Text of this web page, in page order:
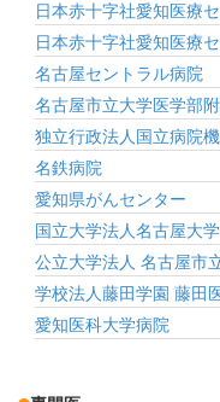
日本赤十字社愛知医療
日本赤十字社愛知医療
名古屋セントラル病院
名古屋市立大学医学部
独立行政法人国立病院
名鉄病院
愛知県がんセンター
国立大学法人名古屋大
公立大学法人 名古屋市
学校法人藤田学園 藤田
愛知医科大学病院